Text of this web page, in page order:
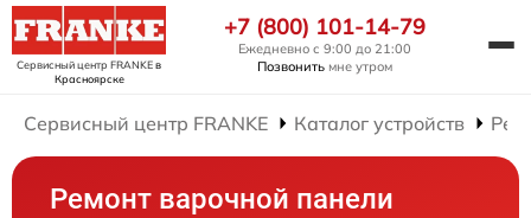
Сервисный центр FRANKEв
Красноярске
+7 (800) 101-14-79
Ежедневно с 9:00 до 21:00
Позвонить мне утром
Сервисный центр FRANKE Каталог устройств
Ремонт варочной панели